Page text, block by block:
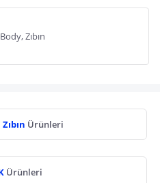
Zıbın
Ürünleri
Ürünleri